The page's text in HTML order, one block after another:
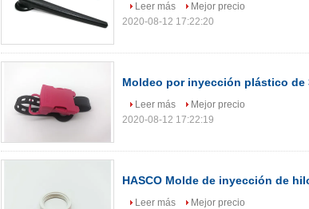
Leer más
Mejor precio
2020-08-12 17:22:20
Moldeo por inyección plástico de
Leer más
Mejor precio
2020-08-12 17:22:19
HASCO Molde de inyección de
Leer más
Mejor precio